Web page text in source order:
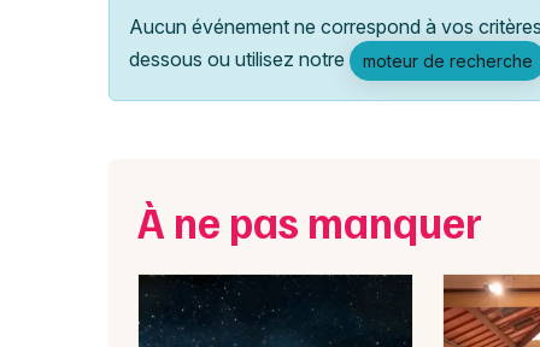
Aucun événement ne correspond à vos
dessous ou utilisez notre
moteur de recherche
À ne pas manquer